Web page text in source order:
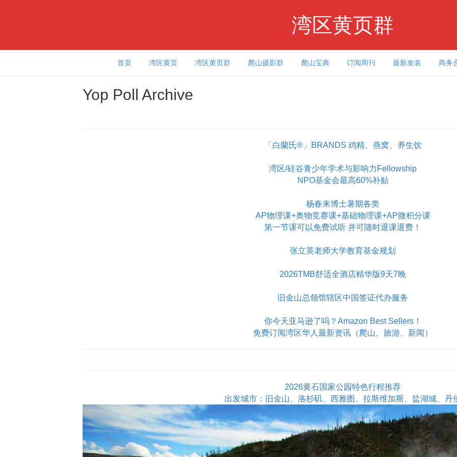
湾区黄页群
首页 湾区黄页 湾区黄页群 爬山摄影群 爬山宝典 订阅周刊 最新发表 商务
Yop Poll Archive
「白蘭氏®」BRANDS 鸡精、燕窝、养生饮
湾区/硅谷青少年学术与影响力Fellowship
NPO基金会最高60%补贴
杨春来博士暑期各类
AP物理课+奥物竞赛课+基础物理课+AP微积分课
第一节课可以免费试听 并可随时退课退费！
张立英老师大学教育基金规划
2026TMB舒适全酒店精华版9天7晚
旧金山总领馆辖区中国签证代办服务
你今天亚马逊了吗？Amazon Best Sellers！
免费订阅湾区华人最新资讯（爬山、旅游、新闻）
2026黄石国家公园特色行程推荐
出发城市：旧金山、洛杉矶、西雅图、拉斯维加斯、盐湖城、丹